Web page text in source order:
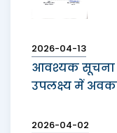
2026-04-13
आवश्यक सूचना
उपलक्ष्य में
2026-04-02